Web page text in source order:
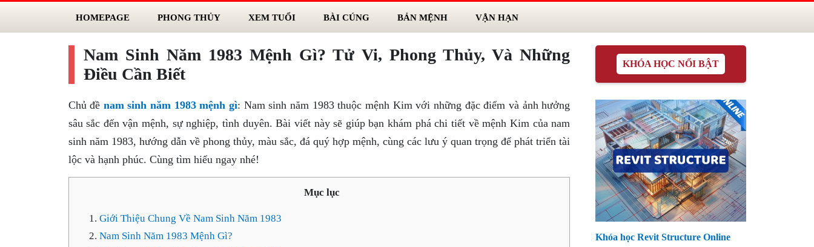
HOMEPAGE PHONG THỦY XEM TUỔI BÀI CÚNG BẢN MỆNH VẬN HẠN
Nam Sinh Năm 1983 Mệnh Gì? Tử Vi, Phong Thủy, Và Những
Điều Cần Biết
Chủ đề nam sinh năm 1983 mệnh gì: Nam sinh năm 1983 thuộc mệnh Kim với những đặc điểm và ảnh hưởng
sâu sắc đến vận mệnh, sự nghiệp, tình duyên. Bài viết này sẽ giúp bạn khám phá chi tiết về mệnh Kim của nam
sinh năm 1983, hướng dẫn về phong thủy, màu sắc, đá quý hợp mệnh, cùng các lưu ý quan trọng để phát triển tài
lộc và hạnh phúc. Cùng tìm hiểu ngay nhé!
Mục lục
Giới Thiệu Chung Về Nam Sinh Năm 1983
Nam Sinh Năm 1983 Mệnh Gì?
KHÓA HỌC NỔI BẬT
Khóa học Revit Structure Online